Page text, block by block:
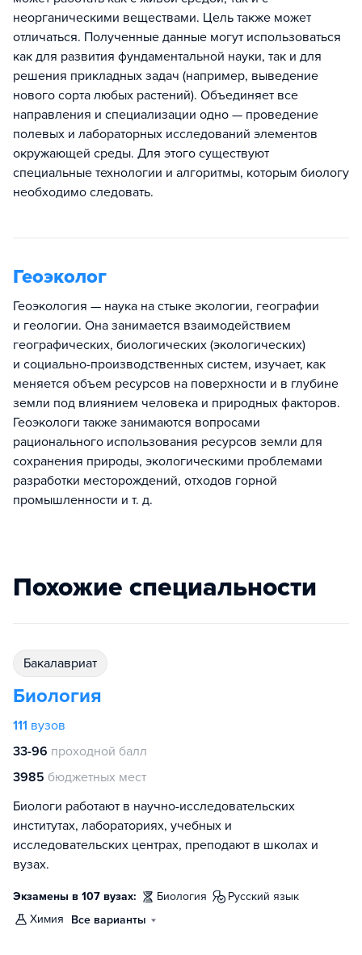
неорганическими веществами. Цель также может
отличаться. Полученные данные могут использоваться
как для развития фундаментальной науки, так и для
решения прикладных задач (например, выведение
нового сорта любых растений). Объединяет все
направления и специализации одно — проведение
полевых и лабораторных исследований элементов
окружающей среды. Для этого существуют
специальные технологии и алгоритмы, которым биологу
необходимо следовать.
Геоэколог
Геоэкология — наука на стыке экологии, географии
и геологии. Она занимается взаимодействием
географических, биологических (экологических)
и социально-производственных систем, изучает, как
меняется объем ресурсов на поверхности и в глубине
земли под влиянием человека и природных факторов.
Геоэкологи также занимаются вопросами
рационального использования ресурсов земли для
сохранения природы, экологическими проблемами
разработки месторождений, отходов горной
промышленности и т. д.
Похожие специальности
бакалавриат
Биология
111 вузов
33-96 проходной балл
3985 бюджетных мест
Биологи работают в научно-исследовательских
институтах, лабораториях, учебных и
исследовательских центрах, преподают в школах и
вузах.
Экзамены в 107 вузах: биология
русский язык
химия
Все варианты